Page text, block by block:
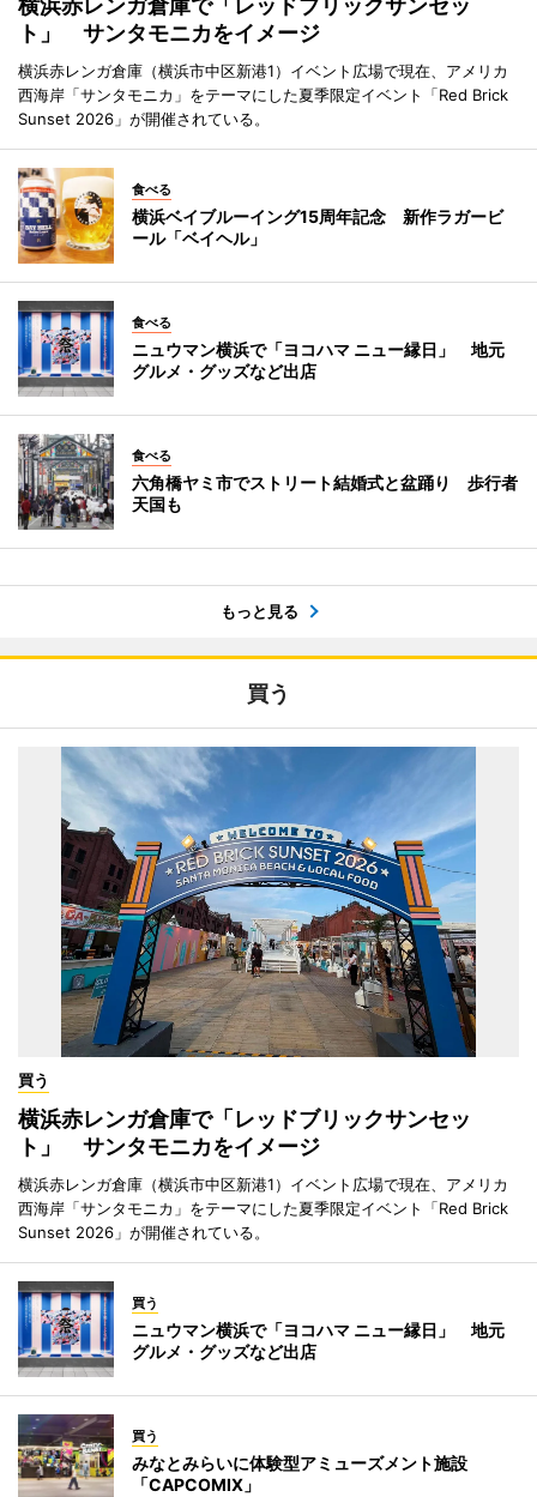
横浜赤レンガ倉庫で「レッドブリックサンセッ
ト」 サンタモニカをイメージ
横浜赤レンガ倉庫（横浜市中区新港1）イベント広場で現在、アメリカ
西海岸「サンタモニカ」をテーマにした夏季限定イベント「Red Brick
Sunset 2026」が開催されている。
食べる
横浜ベイブルーイング15周年記念 新作ラガービ
ール「ベイヘル」
食べる
ニュウマン横浜で「ヨコハマ ニュー縁日」 地元
グルメ・グッズなど出店
食べる
六角橋ヤミ市でストリート結婚式と盆踊り 歩行者
天国も
もっと見る
買う
買う
横浜赤レンガ倉庫で「レッドブリックサンセッ
ト」 サンタモニカをイメージ
横浜赤レンガ倉庫（横浜市中区新港1）イベント広場で現在、アメリカ
西海岸「サンタモニカ」をテーマにした夏季限定イベント「Red Brick
Sunset 2026」が開催されている。
買う
ニュウマン横浜で「ヨコハマ ニュー縁日」 地元
グルメ・グッズなど出店
買う
みなとみらいに体験型アミューズメント施設
「CAPCOMIX」